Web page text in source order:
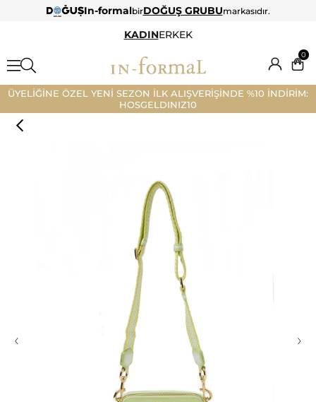
In-formalbirDOĞUŞ GRUBUmarkasıdır.
KADINERKEK
0
ÜYELİĞİNE ÖZEL YENİ SEZON İLK ALIŞVERİŞİNDE %10 İNDİRİM:
HOSGELDINIZ10
‹ ›